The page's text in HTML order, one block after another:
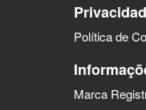
Política de
Marca